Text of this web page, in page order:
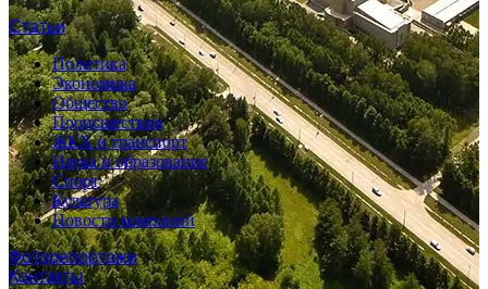
Статьи
Политика
Экономика
Общество
Происшествия
ЖКХ и транспорт
Наука и образование
Спорт
Культура
Новости компаний
Фоторепортажи
Контакты